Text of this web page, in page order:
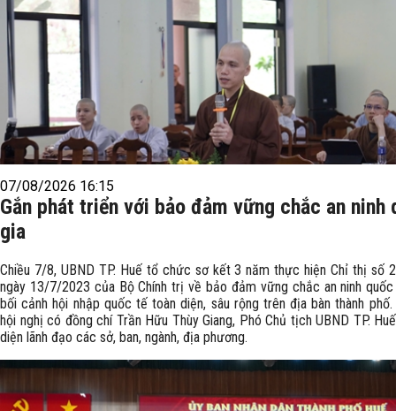
07/08/2026 16:15
Gắn phát triển với bảo đảm vững chắc an ninh
gia
Chiều 7/8, UBND TP. Huế tổ chức sơ kết 3 năm thực hiện Chỉ thị số
ngày 13/7/2023 của Bộ Chính trị về bảo đảm vững chắc an ninh
bối cảnh hội nhập quốc tế toàn diện, sâu rộng trên địa bàn thành
hội nghị có đồng chí Trần Hữu Thùy Giang, Phó Chủ tịch UBND TP.
diện lãnh đạo các sở, ban, ngành, địa phương.